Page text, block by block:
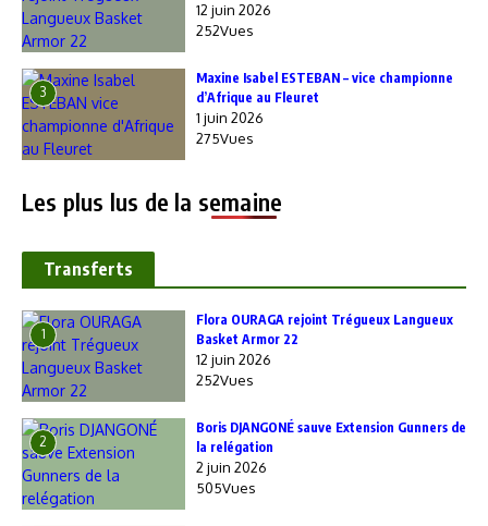
12 juin 2026
252Vues
3
Maxine Isabel ESTEBAN – vice championne
d’Afrique au Fleuret
1 juin 2026
275Vues
Les plus lus de la semaine
Transferts
1
Flora OURAGA rejoint Trégueux Langueux
Basket Armor 22
12 juin 2026
252Vues
2
Boris DJANGONÉ sauve Extension Gunners de
la relégation
2 juin 2026
505Vues